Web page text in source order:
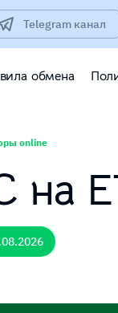
Telegram канал
обмена
online
на